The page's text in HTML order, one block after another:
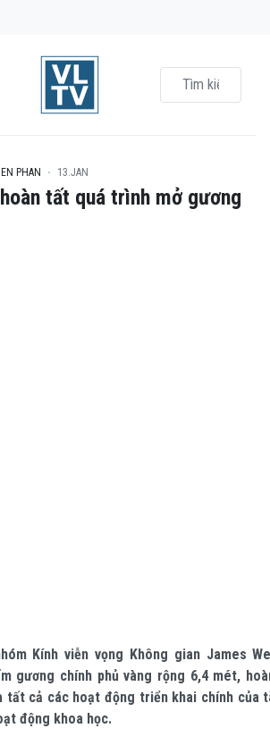
PHAN 13.JAN
tất quá trình mở gương
Kính viễn vọng Không gian James
gương chính phủ vàng rộng 6,4 mét,
tất cả các hoạt động triển khai chính của
động khoa học.